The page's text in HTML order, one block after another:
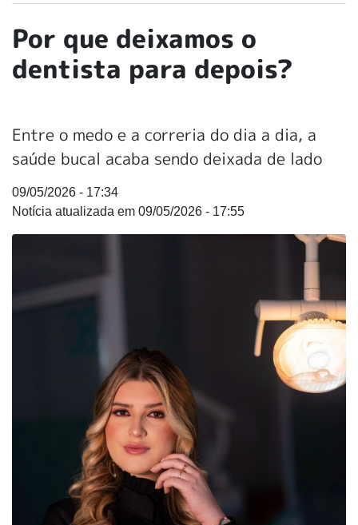
Por que deixamos o
dentista para depois?
Entre o medo e a correria do dia a dia, a
saúde bucal acaba sendo deixada de lado
09/05/2026 - 17:34
09/05/2026 - 17:55